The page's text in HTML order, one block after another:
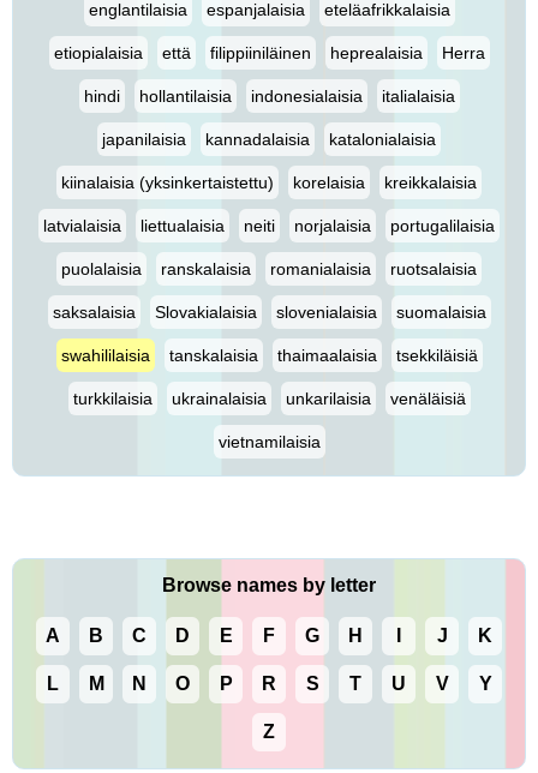
englantilaisia espanjalaisia eteläafrikkalaisia
etiopialaisia että filippiiniläinen heprealaisia Herra
hindi hollantilaisia indonesialaisia italialaisia
japanilaisia kannadalaisia katalonialaisia
kiinalaisia (yksinkertaistettu) korelaisia kreikkalaisia
latvialaisia liettualaisia neiti norjalaisia portugalilaisia
puolalaisia ranskalaisia romanialaisia ruotsalaisia
saksalaisia Slovakialaisia slovenialaisia suomalaisia
swahililaisia tanskalaisia thaimaalaisia tsekkiläisiä
turkkilaisia ukrainalaisia unkarilaisia venäläisiä
vietnamilaisia
Browse names by letter
A B C D E F G H J K
L M N O P R S T U V Y
Z